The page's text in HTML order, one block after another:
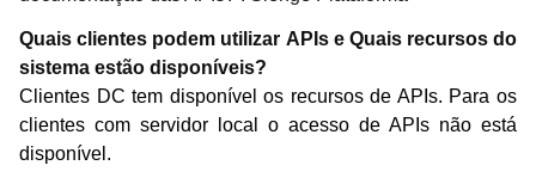
Quais clientes podem utilizar APIs e Quais recursos do
sistema estão disponíveis?
Clientes DC tem disponível os recursos de APIs. Para os
clientes com servidor local o acesso de APIs não está
disponível.